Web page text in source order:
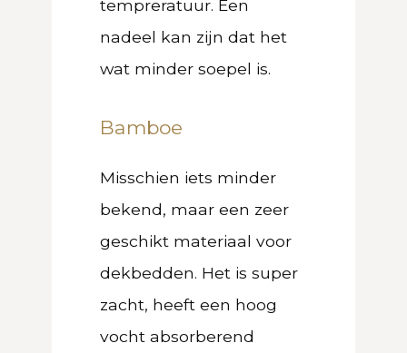
tempreratuur. Een
nadeel kan zijn dat het
wat minder soepel is.
Bamboe
Misschien iets minder
bekend, maar een zeer
geschikt materiaal voor
dekbedden. Het is super
zacht, heeft een hoog
vocht absorberend